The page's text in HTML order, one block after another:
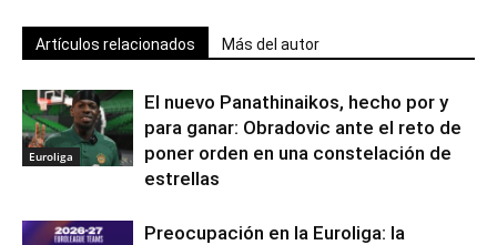
Artículos relacionados Más del autor
Euroliga
El nuevo Panathinaikos, hecho por y
para ganar: Obradovic ante el reto de
poner orden en una constelación de
estrellas
Preocupación en la Euroliga: la